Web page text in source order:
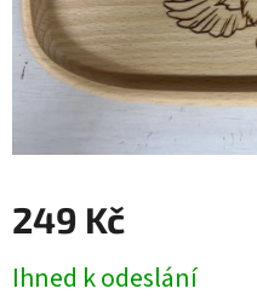
249 Kč
cena:
Ihned k odeslání